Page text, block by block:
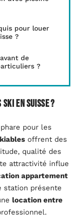
pour louer
?
de
?
en Suisse ?
pour les
offrent des
qualité des
attractivité influe
appartement
station présente
location entre